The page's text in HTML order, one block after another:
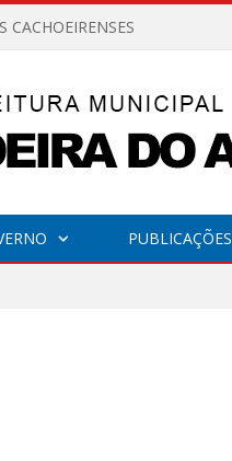
CACHOEIRENSES
PUBLICAÇÕES